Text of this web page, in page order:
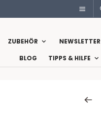
ZUBEHÖR
NEWSLETTER
BLOG
TIPPS & HILFE